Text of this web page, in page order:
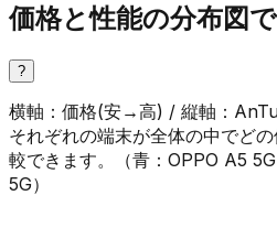
価格と性能の分布図
?
横軸：価格(安→高) / 縦軸：
それぞれの端末が全体の中でど
較できます。（青 ： OPPO A5 5G
5G）